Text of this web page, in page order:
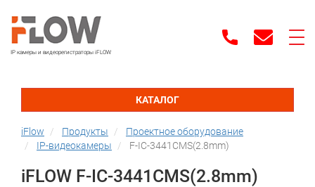
IP камеры и видеорегистраторы iFLOW
КАТАЛОГ
iFlow Продукты
Проектное оборудование
IP-видеокамеры
F-IC-3441CMS(2.8mm)
iFLOW F-IC-3441CMS(2.8mm)